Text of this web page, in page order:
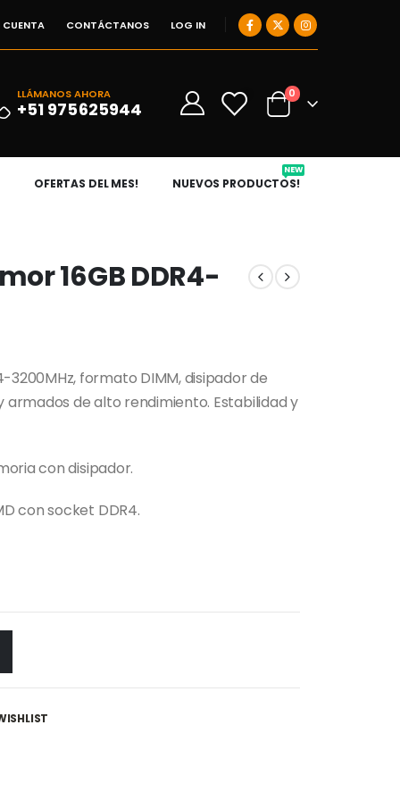
CUENTA CONTÁCTANOS LOG IN
LLÁMANOS AHORA
+51 975625944
0 0
OFERTAS DEL MES! NUEVOS PRODUCTOS!
NEW
16GB DDR4-
3200MHz, formato DIMM, disipador de
de alto rendimiento. Estabilidad y
con disipador.
con socket DDR4.